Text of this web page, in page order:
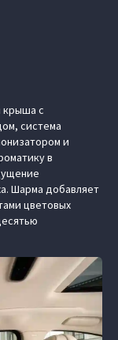
крыша с
система
и
в
Шарма добавляет
цветовых